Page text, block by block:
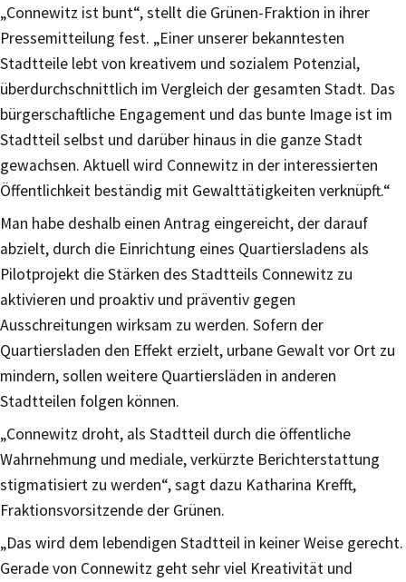
„Connewitz ist bunt“, stellt die Grünen-Fraktion in ihrer
Pressemitteilung fest. „Einer unserer bekanntesten
Stadtteile lebt von kreativem und sozialem Potenzial,
überdurchschnittlich im Vergleich der gesamten Stadt. Das
bürgerschaftliche Engagement und das bunte Image ist im
Stadtteil selbst und darüber hinaus in die ganze Stadt
gewachsen. Aktuell wird Connewitz in der interessierten
Öffentlichkeit beständig mit Gewalttätigkeiten verknüpft.“
Man habe deshalb einen Antrag eingereicht, der darauf
abzielt, durch die Einrichtung eines Quartiersladens als
Pilotprojekt die Stärken des Stadtteils Connewitz zu
aktivieren und proaktiv und präventiv gegen
Ausschreitungen wirksam zu werden. Sofern der
Quartiersladen den Effekt erzielt, urbane Gewalt vor Ort zu
mindern, sollen weitere Quartiersläden in anderen
Stadtteilen folgen können.
„Connewitz droht, als Stadtteil durch die öffentliche
Wahrnehmung und mediale, verkürzte Berichterstattung
stigmatisiert zu werden“, sagt dazu Katharina Krefft,
Fraktionsvorsitzende der Grünen.
„Das wird dem lebendigen Stadtteil in keiner Weise gerecht.
Gerade von Connewitz geht sehr viel Kreativität und